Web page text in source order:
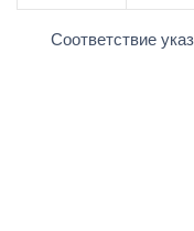
Соответствие